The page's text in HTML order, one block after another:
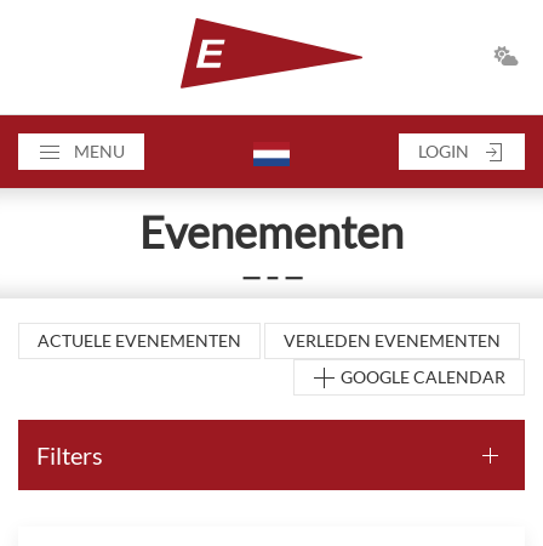
MENU LOGIN
Evenementen
— – —
ACTUELE EVENEMENTEN
VERLEDEN EVENEMENTEN
GOOGLE CALENDAR
Filters